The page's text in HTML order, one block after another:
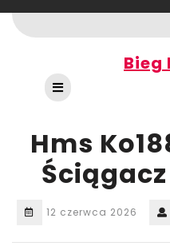
to
content
Bieg
Open
Button
Hms
12 czerwca 2026